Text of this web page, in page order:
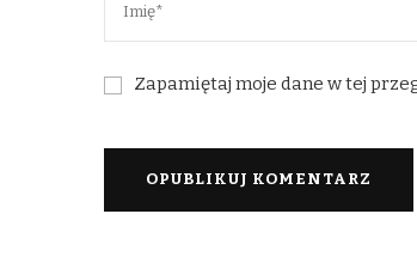
Zapamiętaj moje dane w tej